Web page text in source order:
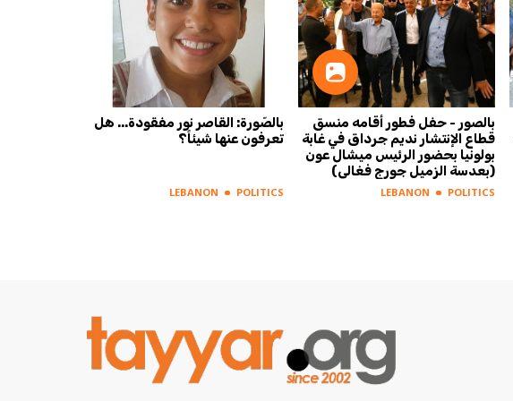
بالصّورة: القاصر نور مفقودة... هل
تعرفون عنها شيئاً؟
LEBANON POLITICS
بالصور - حفل فطور أقامه منسق
قطاع الإنتشار نديم جرداق في غابة
بولونيا بحضور الرئيس ميشال عون
(بعدسة الزميل جورج فغالي)
LEBANON POLITICS